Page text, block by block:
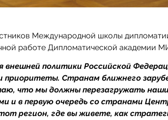
Международной школы
работе Дипломатической академии
внешней политики Российской
приоритеты. Странам ближнего
что мы должны перезагружать
и в первую очередь со странами
регион, где вы живете, как